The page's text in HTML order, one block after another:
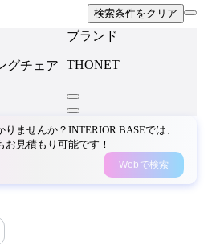
検索条件をクリア
グチェア
ブランド
THONET
ませんか？INTERIOR BASEでは、
見積もり可能です！
Webで検索